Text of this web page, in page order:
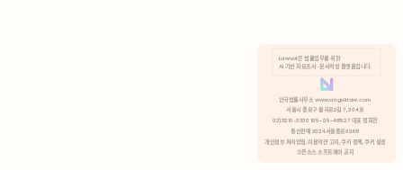
분석 쿠키 허용
Lawvot은 법률업무를 위한
AI 기반 자료조사 · 문서작성 플랫폼입니다.
안국법률사무소 www.anguklaw.com
서울시 종로구 율곡로2길 7, 304호
02)3210-3330 105-05-48527 대표 정희찬
통신판매 2024서울종로0248
개인정보 처리방침, 이용약관 고지, 쿠키 정책, 쿠키 설정
오픈소스 소프트웨어 공지